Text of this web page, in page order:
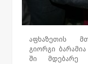
დევნილმა
აფხაზეთის
გიორგი
ში მდებარე